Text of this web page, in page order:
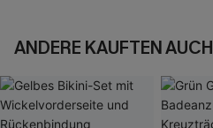
ANDERE KAUFTEN AUCH